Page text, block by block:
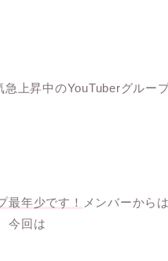
急上昇中のYouTuberグルー
最年少です！
メンバーから
今回は